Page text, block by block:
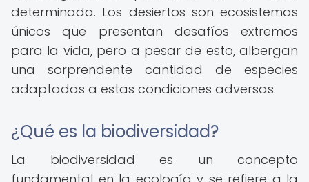
determinada. Los desiertos son ecosistemas
únicos que presentan desafíos extremos
para la vida, pero a pesar de esto, albergan
una sorprendente cantidad de especies
adaptadas a estas condiciones adversas.
¿Qué es la biodiversidad?
La biodiversidad es un concepto